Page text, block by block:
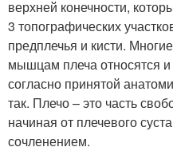
верхней конечности,
3 топографических
предплечья и кисти.
мышцам плеча относятся
согласно принятой
так. Плечо – это часть
начиная от плечевого
сочленением.